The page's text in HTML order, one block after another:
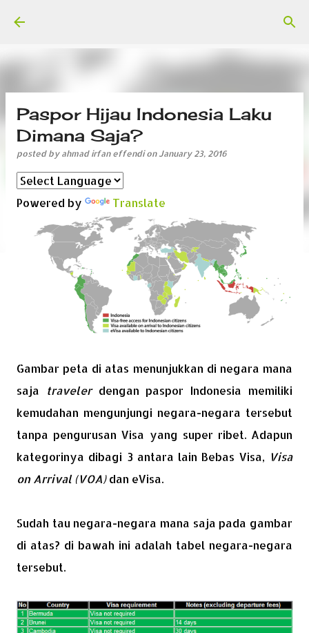
Paspor Hijau Indonesia Laku
Dimana Saja?
posted by ahmad irfan effendi onJanuary 23, 2016
Powered by Translate
Gambar peta di atas menunjukkan di negara mana
saja
travelerdengan paspor Indonesia memiliki
kemudahan mengunjungi negara-negara tersebut
tanpa pengurusan Visa yang super ribet. Adapun
kategorinya dibagi 3 antara lain Bebas Visa, Visa
on Arrival (VOA)dan eVisa.
Sudah tau negara-negara mana saja pada gambar
di atas? di bawah ini adalah tabel negara-negara
tersebut.